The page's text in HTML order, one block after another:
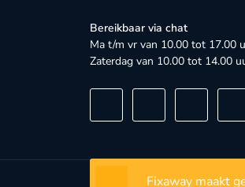
Bereikbaar via chat
Ma t/m vr van 10.00 tot 17.00
Zaterdag van 10.00 tot 14.00
Fixaway maakt